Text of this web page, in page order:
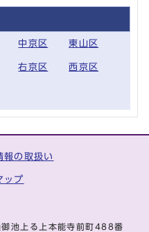
中京区 東山区
右京区 西京区
報の取扱い
ップ
池上る上本能寺前町488番